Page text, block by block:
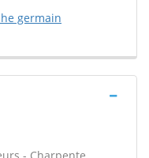
germain